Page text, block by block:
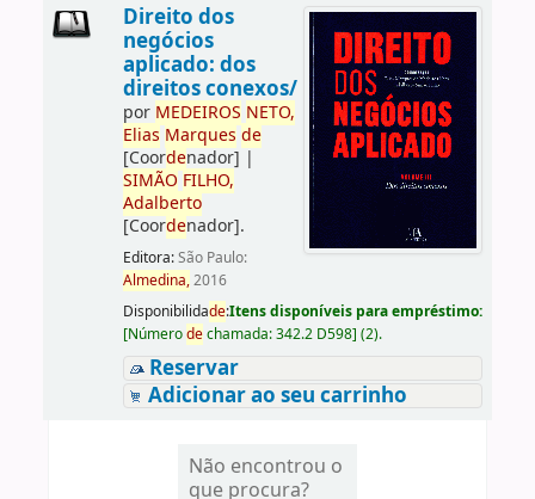
Direito dos
negócios
aplicado: dos
direitos conexos/
por MEDEIROS NETO,
Elias Marques de
[Coordenador] |
SIMÃO FILHO,
Adalberto
[Coordenador].
Editora:São Paulo:
Almedina,2016
Disponibilidade:Itens disponíveis para empréstimo:
[Númerodechamada:342.2 D598] (2).
Reservar
Adicionar ao seu carrinho
Não encontrou o
que procura?